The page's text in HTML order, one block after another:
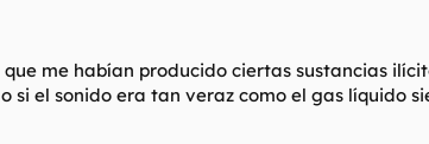
me habían producido ciertas sustancias
el sonido era tan veraz como el gas líquido